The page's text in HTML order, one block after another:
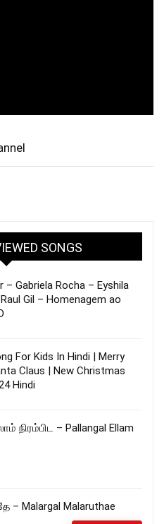
SONGS
– Gabriela Rocha – Eyshila
Gil – Homenagem ao
For Kids In Hindi | Merry
Claus | New Christmas
Hindi
நிரம்பிட – Pallangal Ellam
– Malargal Malaruthae